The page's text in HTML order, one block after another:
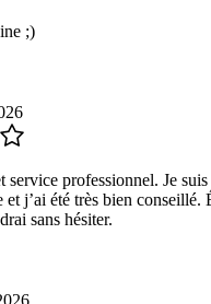
;)
service professionnel. Je
et j’ai été très bien conseillé.
sans hésiter.